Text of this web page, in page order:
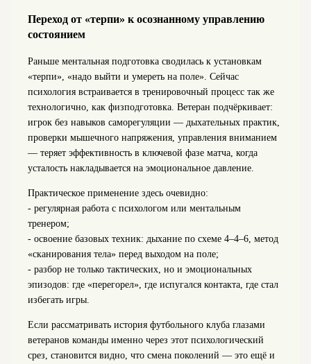
Переход от «терпи» к осознанному управлению
состоянием
Раньше ментальная подготовка сводилась к установкам
«терпи», «надо выйти и умереть на поле». Сейчас
психология встраивается в тренировочный процесс так же
технологично, как физподготовка. Ветеран подчёркивает:
игрок без навыков саморегуляции — дыхательных практик,
проверки мышечного напряжения, управления вниманием
— теряет эффективность в ключевой фазе матча, когда
усталость накладывается на эмоциональное давление.
Практическое применение здесь очевидно:
- регулярная работа с психологом или ментальным
тренером;
- освоение базовых техник: дыхание по схеме 4–4–6, метод
«сканирования тела» перед выходом на поле;
- разбор не только тактических, но и эмоциональных
эпизодов: где «перегорел», где испугался контакта, где стал
избегать игры.
Если рассматривать история футбольного клуба глазами
ветеранов команды именно через этот психологический
срез, становится видно, что смена поколений — это ещё и